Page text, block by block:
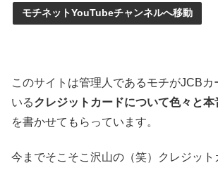
モチネットYouTubeチャンネルへ移動
このサイトは管理人であるモチがJCBカ
いるクレジットカードについて色々と本
を書かせてもらっています。
今までそこそこ沢山の（笑）クレジット